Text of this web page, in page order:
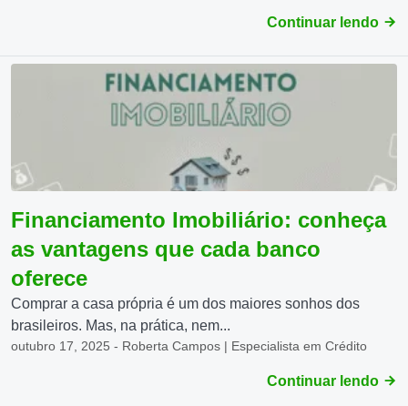
Continuar lendo
Financiamento Imobiliário: conheça
as vantagens que cada banco
oferece
Comprar a casa própria é um dos maiores sonhos dos
brasileiros. Mas, na prática, nem...
outubro 17, 2025 - Roberta Campos | Especialista em Crédito
Continuar lendo